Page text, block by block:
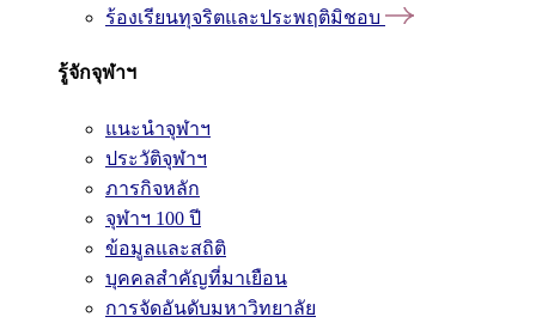
ร้องเรียนทุจริตและประพฤติมิชอบ
รู้จักจุฬาฯ
แนะนำจุฬาฯ
ประวัติจุฬาฯ
ภารกิจหลัก
จุฬาฯ 100 ปี
ข้อมูลและสถิติ
บุคคลสำคัญที่มาเยือน
การจัดอันดับมหาวิทยาลัย